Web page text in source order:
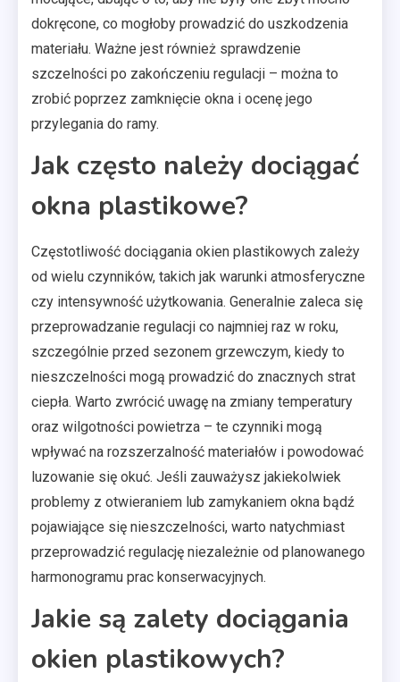
dokręcone, co mogłoby prowadzić do uszkodzenia
materiału. Ważne jest również sprawdzenie
szczelności po zakończeniu regulacji – można to
zrobić poprzez zamknięcie okna i ocenę jego
przylegania do ramy.
Jak często należy dociągać
okna plastikowe?
Częstotliwość dociągania okien plastikowych zależy
od wielu czynników, takich jak warunki atmosferyczne
czy intensywność użytkowania. Generalnie zaleca się
przeprowadzanie regulacji co najmniej raz w roku,
szczególnie przed sezonem grzewczym, kiedy to
nieszczelności mogą prowadzić do znacznych strat
ciepła. Warto zwrócić uwagę na zmiany temperatury
oraz wilgotności powietrza – te czynniki mogą
wpływać na rozszerzalność materiałów i powodować
luzowanie się okuć. Jeśli zauważysz jakiekolwiek
problemy z otwieraniem lub zamykaniem okna bądź
pojawiające się nieszczelności, warto natychmiast
przeprowadzić regulację niezależnie od planowanego
harmonogramu prac konserwacyjnych.
Jakie są zalety dociągania
okien plastikowych?